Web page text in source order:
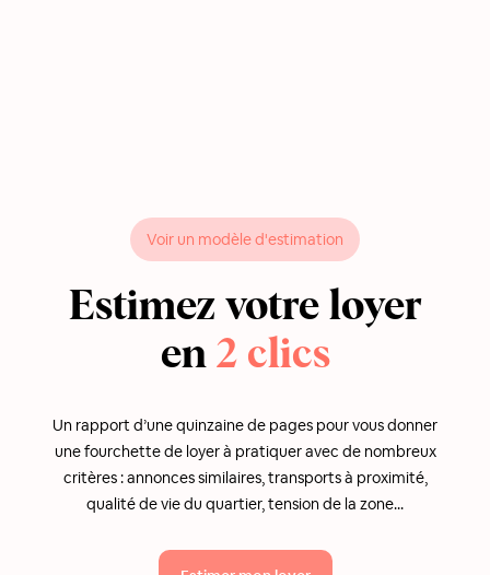
Voir un modèle d'estimation
Estimez votre loyer
en 2 clics
Un rapport d’une quinzaine de pages pour vous donner
une fourchette de loyer à pratiquer avec de nombreux
critères : annonces similaires, transports à proximité,
qualité de vie du quartier, tension de la zone...